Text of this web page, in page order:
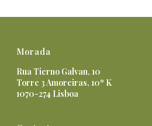
Morada
Rua Tierno Galvan, 10
Torre 3 Amoreiras, 10º K
1070-274 Lisboa